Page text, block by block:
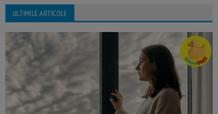
ULTIMILE ARTICOLE